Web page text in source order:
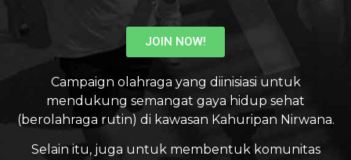
JOIN NOW!
Campaign olahraga yang diinisiasi untuk
mendukung semangat gaya hidup sehat
(berolahraga rutin) di kawasan Kahuripan Nirwana.
Selain itu, juga untuk membentuk komunitas